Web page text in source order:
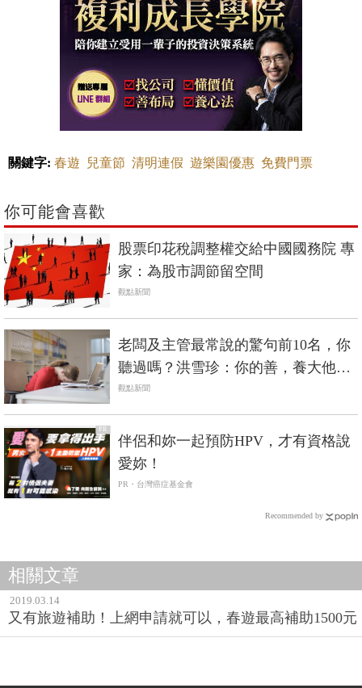
關鍵字: 春遊 兒童節 清明連假 遊樂園優惠 免費門票
你可能會喜歡
股票印花稅調整權交給中國國務院 專
家：為股市調節留空間
觀點新聞
老闆及主管最常說的驚句前10名，你
聽過嗎？洪雪珍：你的善，養大他的
惡
觀點新聞
PR
伴侶和妳一起預防HPV，才有資格說
愛妳！
PR・台灣癌症基金會
Recommended by
相關文章
2019.03.14
又有旅遊補助！上網申請就可以，春遊最高補助1500元